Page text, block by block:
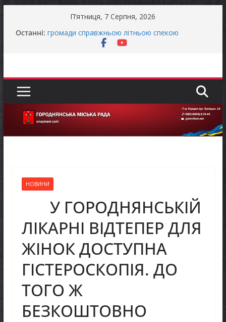
П’ятниця, 7 Серпня, 2026
Останні:
Останніми днями погода випробовує жителів
громади справжньою літньою спекою
Як отримати компенсацію за товари, придбані
прав людини проводить опитування щодо
реалізації права осіб з інвалідністю на працю
Батьки майбутніх першокласників уже можуть
оформити «Пакунок школяра»
НОВИНИ
У ГОРОДНЯНСЬКІЙ
ЛІКАРНІ ВІДТЕПЕР ДЛЯ
ЖІНОК ДОСТУПНА
ГІСТЕРОСКОПІЯ. ДО
ТОГО Ж
БЕЗКОШТОВНО